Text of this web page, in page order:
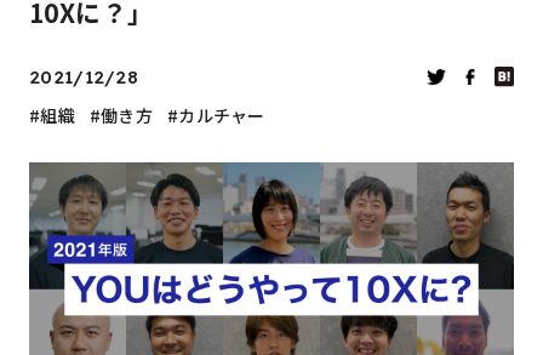
10Xに？」
2021/12/28
組織 働き方 カルチャー